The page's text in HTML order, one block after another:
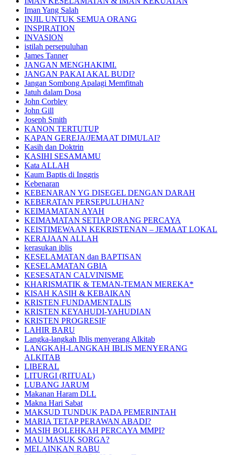
Iman Yang Salah
INJIL UNTUK SEMUA ORANG
INSPIRATION
INVASION
istilah persepuluhan
James Tanner
JANGAN MENGHAKIMI.
JANGAN PAKAI AKAL BUDI?
Jangan Sombong Apalagi Memfitnah
Jatuh dalam Dosa
John Corbley
John Gill
Joseph Smith
KANON TERTUTUP
KAPAN GEREJA/JEMAAT DIMULAI?
Kasih dan Doktrin
KASIHI SESAMAMU
Kata ALLAH
Kaum Baptis di Inggris
Kebenaran
KEBENARAN YG DISEGEL DENGAN DARAH
KEBERATAN PERSEPULUHAN?
KEIMAMATAN AYAH
KEIMAMATAN SETIAP ORANG PERCAYA
KEISTIMEWAAN KEKRISTENAN – JEMAAT LOKAL
KERAJAAN ALLAH
kerasukan iblis
KESELAMATAN dan BAPTISAN
KESELAMATAN GBIA
KESESATAN CALVINISME
KHARISMATIK & TEMAN-TEMAN MEREKA*
KISAH KASIH & KEBAIKAN
KRISTEN FUNDAMENTALIS
KRISTEN KEYAHUDI-YAHUDIAN
KRISTEN PROGRESIF
LAHIR BARU
Langka-langkah Iblis menyerang Alkitab
LANGKAH-LANGKAH IBLIS MENYERANG
ALKITAB
LIBERAL
LITURGI (RITUAL)
LUBANG JARUM
Makanan Haram DLL
Makna Hari Sabat
MAKSUD TUNDUK PADA PEMERINTAH
MARIA TETAP PERAWAN ABADI?
MASIH BOLEHKAH PERCAYA MMPI?
MAU MASUK SORGA?
MELAINKAN RABU